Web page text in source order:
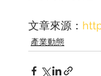
文章來源：
產業動態